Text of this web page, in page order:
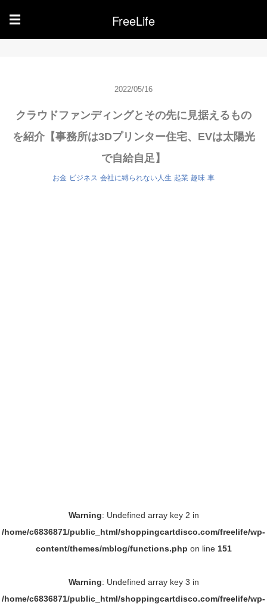
☰ FreeLife
2022/05/16
クラウドファンディングとその先に見据えるもの
を紹介【事務所は3Dプリンター住宅、EVは太陽光
で自給自足】
お金 ビジネス 会社に縛られない人生 起業 趣味 車
Warning: Undefined array key 2 in
/home/c6836871/public_html/shoppingcartdisco.com/freelife/wp-
content/themes/mblog/functions.php on line 151
Warning: Undefined array key 3 in
/home/c6836871/public_html/shoppingcartdisco.com/freelife/wp-